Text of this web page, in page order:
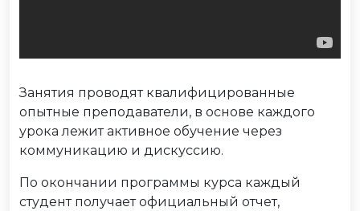
Занятия проводят квалифицированные
опытные преподаватели, в основе каждого
урока лежит активное обучение через
коммуникацию и дискуссию.
По окончании программы курса каждый
студент получает официальный отчет,